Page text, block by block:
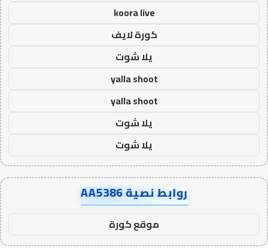
koora live
كورة لايف
يلا شوت
yalla shoot
yalla shoot
يلا شوت
يلا شوت
روابط نصية AA5386
موقع كورة